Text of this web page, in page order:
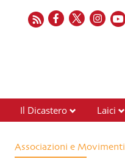
Il Dicastero Laici
Associazioni e Movimenti